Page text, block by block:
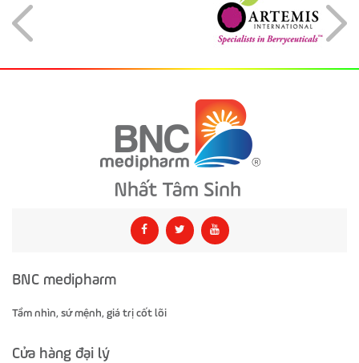
BNC medipharm
Tầm nhìn, sứ mệnh, giá trị cốt lõi
Cửa hàng đại lý